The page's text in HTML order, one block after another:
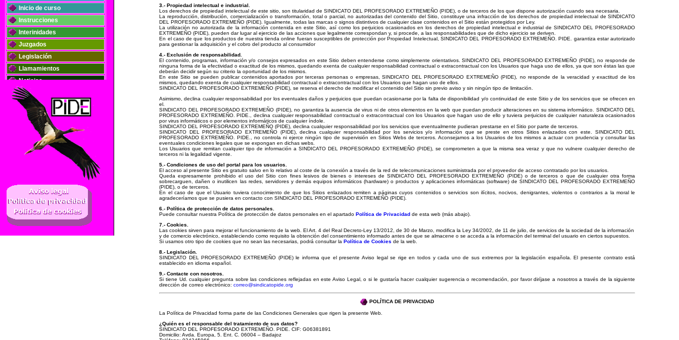
Inicio de curso
Instrucciones
Interinidades
Juzgados
Legislación
Llamamientos
Noticias
Oposiciones
Plantillas
Publicaciones
Registros
Retribuciones
Solidaridad
3.- Propiedad intelectual e industrial.
Los derechos de propiedad intelectual de este sitio, son titularidad de SINDICATO DEL PROFESORADO EXTREMEÑO (PIDE), o de terceros de los que dispone autorización cuando sea necesaria.
La reproducción, distribución, comercialización o transformación, total o parcial, no autorizadas del contenido del Sitio, constituye una infracción de los derechos de propiedad intelectual de SINDICATO
DEL PROFESORADO EXTREMEÑO (PIDE). Igualmente, todas las marcas o signos distintivos de cualquier clase contenidos en el Sitio están protegidos por Ley.
La utilización no autorizada de la información contenida en este Sitio, así como los perjuicios ocasionados en los derechos de propiedad intelectual e industrial de SINDICATO DEL PROFESORADO
EXTREMEÑO (PIDE), pueden dar lugar al ejercicio de las acciones que legalmente correspondan y, si procede, a las responsabilidades que de dicho ejercicio se deriven.
En el caso de que los productos de nuestra tienda online fueran susceptibles de protección por Propiedad Intelectual, SINDICATO DEL PROFESORADO EXTREMEÑO. PIDE. garantiza estar autorizado
para gestionar la adquisición y el cobro del producto al consumidor
4.- Exclusión de responsabilidad.
El contenido, programas, información y/o consejos expresados en este Sitio deben entenderse como simplemente orientativos. SINDICATO DEL PROFESORADO EXTREMEÑO (PIDE), no responde de
ninguna forma de la efectividad o exactitud de los mismos, quedando exenta de cualquier responsabilidad contractual o extracontractual con los Usuarios que haga uso de ellos, ya que son éstas las que
deberán decidir según su criterio la oportunidad de los mismos.
En este Sitio se pueden publicar contenidos aportados por terceras personas o empresas, SINDICATO DEL PROFESORADO EXTREMEÑO (PIDE), no responde de la veracidad y exactitud de los
mismos, quedando exenta de cualquier responsabilidad contractual o extracontractual con los Usuarios que hagan uso de ellos.
SINDICATO DEL PROFESORADO EXTREMEÑO (PIDE), se reserva el derecho de modificar el contenido del Sitio sin previo aviso y sin ningún tipo de limitación.
Asimismo, declina cualquier responsabilidad por los eventuales daños y perjuicios que puedan ocasionarse por la falta de disponibilidad y/o continuidad de este Sitio y de los servicios que se ofrecen en
el.
SINDICATO DEL PROFESORADO EXTREMEÑO (PIDE), no garantiza la ausencia de virus ni de otros elementos en la web que puedan producir alteraciones en su sistema informático. SINDICATO DEL
PROFESORADO EXTREMEÑO. PIDE., declina cualquier responsabilidad contractual o extracontractual con los Usuarios que hagan uso de ello y tuviera perjuicios de cualquier naturaleza ocasionados
por virus informáticos o por elementos informáticos de cualquier índole.
SINDICATO DEL PROFESORADO EXTREMEÑO (PIDE), declina cualquier responsabilidad por los servicios que eventualmente pudieran prestarse en el Sitio por parte de terceros.
SINDICATO DEL PROFESORADO EXTREMEÑO (PIDE), declina cualquier responsabilidad por los servicios y/o información que se preste en otros Sitios enlazados con este. SINDICATO DEL
PROFESORADO EXTREMEÑO. PIDE., no controla ni ejerce ningún tipo de supervisión en Sitios Webs de terceros. Aconsejamos a los Usuarios de los mismos a actuar con prudencia y consultar las
eventuales condiciones legales que se expongan en dichas webs.
Los Usuarios que remitan cualquier tipo de información a SINDICATO DEL PROFESORADO EXTREMEÑO (PIDE), se comprometen a que la misma sea veraz y que no vulnere cualquier derecho de
terceros ni la legalidad vigente.
5.- Condiciones de uso del portal para los usuarios.
El acceso al presente Sitio es gratuito salvo en lo relativo al coste de la conexión a través de la red de telecomunicaciones suministrada por el proveedor de acceso contratado por los usuarios.
Queda expresamente prohibido el uso del Sitio con fines lesivos de bienes o intereses de SINDICATO DEL PROFESORADO EXTREMEÑO (PIDE) o de terceros o que de cualquier otra forma
sobrecarguen, dañen o inutilicen las redes, servidores y demás equipos informáticos (hardware) o productos y aplicaciones informáticas (software) de SINDICATO DEL PROFESORADO EXTREMEÑO
(PIDE), o de terceros.
En el caso de que el Usuario tuviera conocimiento de que los Sitios enlazados remiten a páginas cuyos contenidos o servicios son ilícitos, nocivos, denigrantes, violentos o contrarios a la moral le
agradeceríamos que se pusiera en contacto con SINDICATO DEL PROFESORADO EXTREMEÑO (PIDE).
6.- Política de protección de datos personales.
Puede consultar nuestra Política de protección de datos personales en el apartadoPolítica de Privacidad de esta web (más abajo).
7.- Cookies.
Las cookies sirven para mejorar el funcionamiento de la web. El Art. 4 del Real Decreto-Ley 13/2012, de 30 de Marzo, modifica la Ley 34/2002, de 11 de julio, de servicios de la sociedad de la información
y de comercio electrónico, estableciendo como requisito la obtención del consentimiento informado antes de que se almacene o se acceda a la información del terminal del usuario en ciertos supuestos.
Si usamos otro tipo de cookies que no sean las necesarias, podrá consultar laPolítica de Cookies de la web.
8.- Legislación.
SINDICATO DEL PROFESORADO EXTREMEÑO (PIDE) le informa que el presente Aviso legal se rige en todos y cada uno de sus extremos por la legislación española. El presente contrato está
establecido en idioma español.
9.- Contacte con nosotros.
Si tiene Ud. cualquier pregunta sobre las condiciones reflejadas en este Aviso Legal, o si le gustaría hacer cualquier sugerencia o recomendación, por favor diríjase a nosotros a través de la siguiente
dirección de correo electrónico:correo@sindicatopide.org
POLÍTICA DE PRIVACIDAD
La Política de Privacidad forma parte de las Condiciones Generales que rigen la presente Web.
¿Quién es el responsable del tratamiento de sus datos?
SINDICATO DEL PROFESORADO EXTREMEÑO. PIDE. CIF: G06381891
Domicilio: Avda. Europa, 5. Ent. C. 06004 – Badajoz